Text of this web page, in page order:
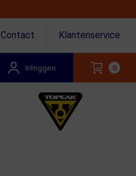
Contact Klantenservice
Inloggen 0